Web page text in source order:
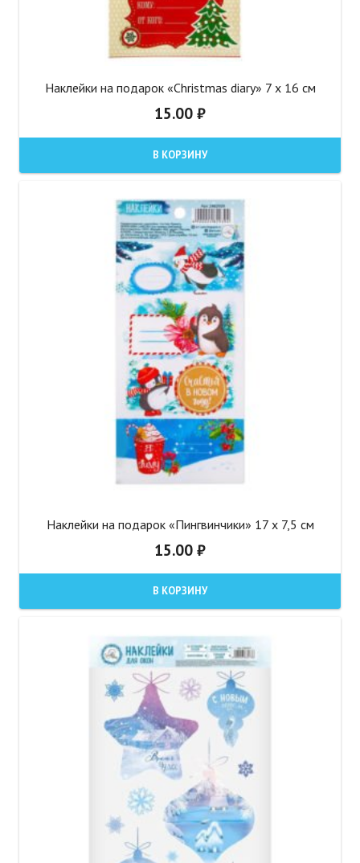
Наклейки на подарок «Christmas diary» 7 x 16 см
15.00 ₽
В КОРЗИНУ
Наклейки на подарок «Пингвинчики» 17 х 7,5 см
15.00 ₽
В КОРЗИНУ